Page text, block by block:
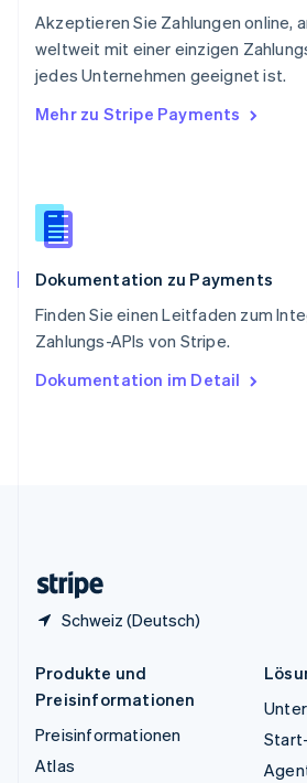
Akzeptieren Sie Zahlungen online,
weltweit mit einer einzigen
jedes Unternehmen geeignet ist.
Mehr zu Stripe Payments
Dokumentation zu Payments
Finden Sie einen Leitfaden zum
Zahlungs-APIs von Stripe.
Dokumentation im Detail
Schweiz (Deutsch)
Singapur
English简体中文
Slowakei
Slowenien
English
Spanien
Thailand
Tschechische Republik
English
English
Produkte und
Preisinformationen
Preisinformationen
Atlas